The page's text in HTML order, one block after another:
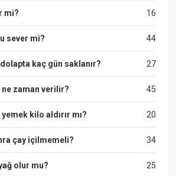
16
mi?
44
sever mi?
27
kaç gün saklanır?
45
ne zaman verilir?
20
kilo aldırır mı?
34
çay içilmemeli?
25
olur mu?